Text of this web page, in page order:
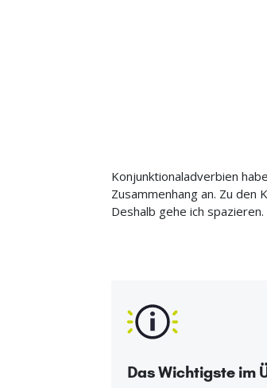
Konjunktionaladverbien
Zusammenhang an. Zu den
Deshalb gehe ich spazieren.
Das Wichtigste im